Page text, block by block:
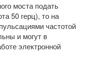
моста подать
50 герц), то на
частотой
и могут в
электронной